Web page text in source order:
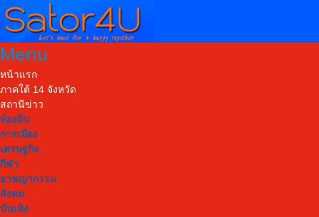
Menu
หน้าแรก
ภาคใต้ 14 จังหวัด
สถานีข่าว
ท้องถิ่น
การเมือง
เศรษฐกิจ
กีฬา
อาชญากรรม
สังคม
บันเทิง